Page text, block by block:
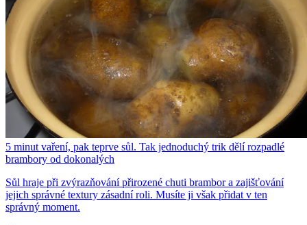
5 minut vaření, pak teprve sůl. Tak jednoduchý trik dělí rozpadlé
brambory od dokonalých
Sůl hraje při zvýrazňování přirozené chuti brambor a zajišťování
jejich správné textury zásadní roli. Musíte ji však přidat v ten
správný moment.